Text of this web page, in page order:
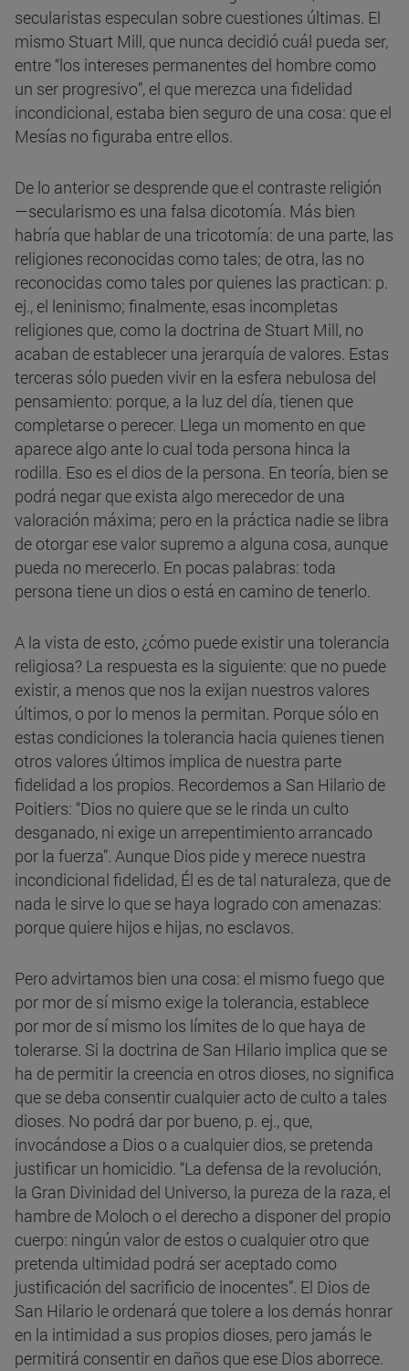
secularistas especulan sobre cuestiones últimas. El
mismo Stuart Mill, que nunca decidió cuál pueda ser,
entre “los intereses permanentes del hombre como
un ser progresivo”, el que merezca una fidelidad
incondicional, estaba bien seguro de una cosa: que el
Mesías no figuraba entre ellos.
De lo anterior se desprende que el contraste religión
—secularismo es una falsa dicotomía. Más bien
habría que hablar de una tricotomía: de una parte, las
religiones reconocidas como tales; de otra, las no
reconocidas como tales por quienes las practican: p.
ej., el leninismo; finalmente, esas incompletas
religiones que, como la doctrina de Stuart Mill, no
acaban de establecer una jerarquía de valores. Estas
terceras sólo pueden vivir en la esfera nebulosa del
pensamiento: porque, a la luz del día, tienen que
completarse o perecer. Llega un momento en que
aparece algo ante lo cual toda persona hinca la
rodilla. Eso es el dios de la persona. En teoría, bien se
podrá negar que exista algo merecedor de una
valoración máxima; pero en la práctica nadie se libra
de otorgar ese valor supremo a alguna cosa, aunque
pueda no merecerlo. En pocas palabras: toda
persona tiene un dios o está en camino de tenerlo.
A la vista de esto, ¿cómo puede existir una tolerancia
religiosa? La respuesta es la siguiente: que no puede
existir, a menos que nos la exijan nuestros valores
últimos, o por lo menos la permitan. Porque sólo en
estas condiciones la tolerancia hacia quienes tienen
otros valores últimos implica de nuestra parte
fidelidad a los propios. Recordemos a San Hilario de
Poitiers: “Dios no quiere que se le rinda un culto
desganado, ni exige un arrepentimiento arrancado
por la fuerza”. Aunque Dios pide y merece nuestra
incondicional fidelidad, Él es de tal naturaleza, que de
nada le sirve lo que se haya logrado con amenazas:
porque quiere hijos e hijas, no esclavos.
Pero advirtamos bien una cosa: el mismo fuego que
por mor de sí mismo exige la tolerancia, establece
por mor de sí mismo los límites de lo que haya de
tolerarse. Si la doctrina de San Hilario implica que se
ha de permitir la creencia en otros dioses, no significa
que se deba consentir cualquier acto de culto a tales
dioses. No podrá dar por bueno, p. ej., que,
invocándose a Dios o a cualquier dios, se pretenda
justificar un homicidio. “La defensa de la revolución,
la Gran Divinidad del Universo, la pureza de la raza, el
hambre de Moloch o el derecho a disponer del propio
cuerpo: ningún valor de estos o cualquier otro que
pretenda ultimidad podrá ser aceptado como
justificación del sacrificio de inocentes”. El Dios de
San Hilario le ordenará que tolere a los demás honrar
en la intimidad a sus propios dioses, pero jamás le
permitirá consentir en daños que ese Dios aborrece.